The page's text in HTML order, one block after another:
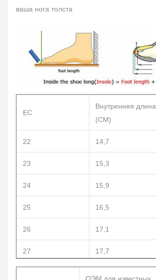
ваша нога толста
ЕС
Внутренняя длина
(СМ)
22 14,7
23 15,3
24 15,9
25 16,5
26 17,1
27 17,7